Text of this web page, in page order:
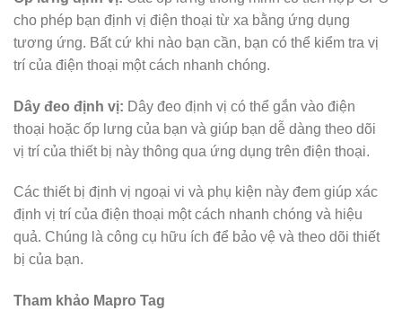
cho phép bạn định vị điện thoại từ xa bằng ứng dụng
tương ứng. Bất cứ khi nào bạn cần, bạn có thể kiểm tra vị
trí của điện thoại một cách nhanh chóng.
Dây đeo định vị: Dây đeo định vị có thể gắn vào điện
thoại hoặc ốp lưng của bạn và giúp bạn dễ dàng theo dõi
vị trí của thiết bị này thông qua ứng dụng trên điện thoại.
Các thiết bị định vị ngoại vi và phụ kiện này đem giúp xác
định vị trí của điện thoại một cách nhanh chóng và hiệu
quả. Chúng là công cụ hữu ích để bảo vệ và theo dõi thiết
bị của bạn.
Tham khảo Mapro Tag